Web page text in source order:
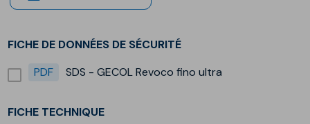
FICHE DE DONNÉES DE SÉCURITÉ
PDF
SDS - GECOL Revoco fino ultra
FICHE TECHNIQUE